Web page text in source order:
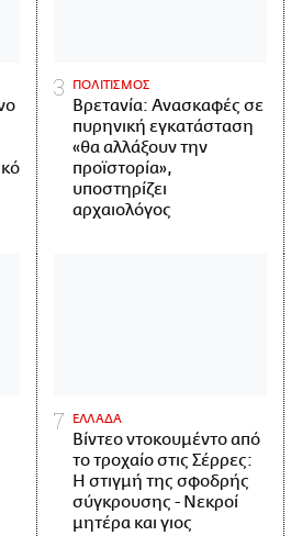
ΠΟΛΙΤΙΣΜΟΣ
Βρετανία: Ανασκαφές σε
πυρηνική εγκατάσταση
«θα αλλάξουν την
προϊστορία»,
υποστηρίζει
αρχαιολόγος
ΕΛΛΑΔΑ
Βίντεο ντοκουμέντο από
το τροχαίο στις Σέρρες:
Η στιγμή της σφοδρής
σύγκρουσης - Νεκροί
μητέρα και γιος